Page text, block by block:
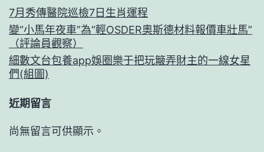
7月秀傳醫院巡檢7日生肖運程
變“小馬年夜車”為“輕OSDER奧斯德材料報價車壯馬”
（評論員觀察）
細數文台包養app娛圈樂于把玩簸弄財主的一線女星
們(組圖)
近期留言
尚無留言可供顯示。